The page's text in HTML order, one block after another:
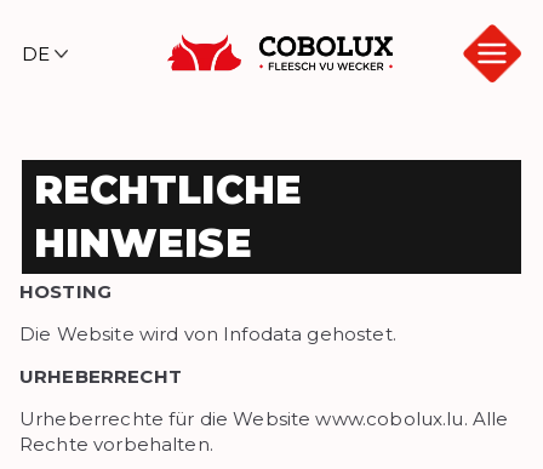
springen
Cob
olux
RECHTLICHE
HINWEISE
HOSTING
Die Website wird von Infodata gehostet.
URHEBERRECHT
Urheberrechte für die Website www.cobolux.lu. Alle
Rechte vorbehalten.